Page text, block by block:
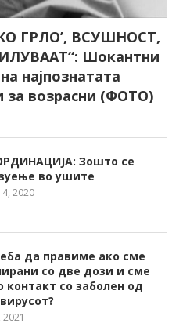
ГРЛО’, ВСУШНОСТ,
Шокантни
најпознатата
за возрасни (ФОТО)
Зошто се
зуење во ушите
2020
да правиме ако сме
со две дози и сме
контакт со заболен од
2021